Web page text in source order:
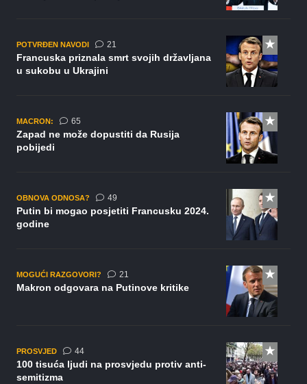
POTVRĐEN NAVODI 21
Francuska priznala smrt svojih državljana
u sukobu u Ukrajini
MACRON: 65komentara
Zapad ne može dopustiti da Rusija
pobijedi
OBNOVA ODNOSA? 49komentara
Putin bi mogao posjetiti Francusku 2024.
godine
MOGUĆI RAZGOVORI? 21
Makron odgovara na Putinove kritike
PROSVJED 44komentara
100 tisuća ljudi na prosvjedu protiv anti-
semitizma